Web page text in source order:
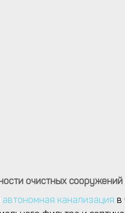
очистных
автономная канализация в